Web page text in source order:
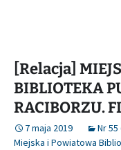
[Relacja]
BIBLIOTEKA
RACIBORZU.
7 maja 2019 Nr
Miejska i Powiatowa